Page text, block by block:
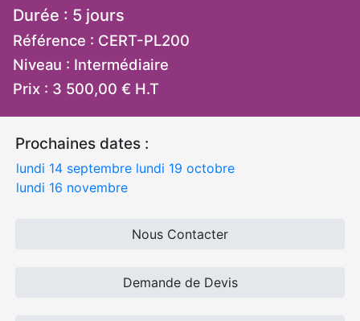
Durée : 5 jours
Référence : CERT-PL200
Niveau : Intermédiaire
Prix : 3 500,00 € H.T
Prochaines dates :
lundi 14 septembre lundi 19 octobre
lundi 16 novembre
Nous Contacter
Demande de Devis